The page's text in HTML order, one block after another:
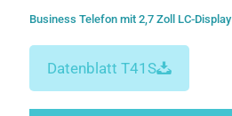
Business Telefon mit 2,7 Zoll LC-Display
Datenblatt T41S